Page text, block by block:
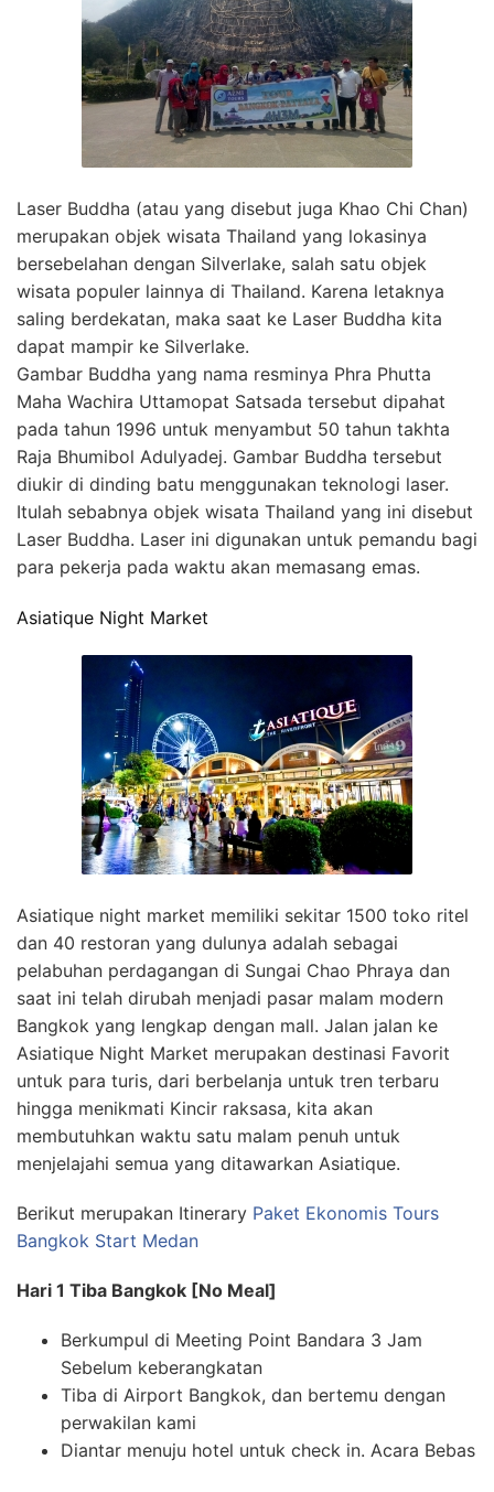
Laser Buddha (atau yang disebut juga Khao Chi Chan)
merupakan objek wisata Thailand yang lokasinya
bersebelahan dengan Silverlake, salah satu objek
wisata populer lainnya di Thailand. Karena letaknya
saling berdekatan, maka saat ke Laser Buddha kita
dapat mampir ke Silverlake.
Gambar Buddha yang nama resminya Phra Phutta
Maha Wachira Uttamopat Satsada tersebut dipahat
pada tahun 1996 untuk menyambut 50 tahun takhta
Raja Bhumibol Adulyadej. Gambar Buddha tersebut
diukir di dinding batu menggunakan teknologi laser.
Itulah sebabnya objek wisata Thailand yang ini disebut
Laser Buddha. Laser ini digunakan untuk pemandu bagi
para pekerja pada waktu akan memasang emas.
Asiatique Night Market
Asiatique night market memiliki sekitar 1500 toko ritel
dan 40 restoran yang dulunya adalah sebagai
pelabuhan perdagangan di Sungai Chao Phraya dan
saat ini telah dirubah menjadi pasar malam modern
Bangkok yang lengkap dengan mall. Jalan jalan ke
Asiatique Night Market merupakan destinasi Favorit
untuk para turis, dari berbelanja untuk tren terbaru
hingga menikmati Kincir raksasa, kita akan
membutuhkan waktu satu malam penuh untuk
menjelajahi semua yang ditawarkan Asiatique.
Berikut merupakan Itinerary Paket Ekonomis Tours
Bangkok Start Medan
Hari 1 Tiba Bangkok [No Meal]
Berkumpul di Meeting Point Bandara 3 Jam
Sebelum keberangkatan
Tiba di Airport Bangkok, dan bertemu dengan
perwakilan kami
Diantar menuju hotel untuk check in. Acara Bebas